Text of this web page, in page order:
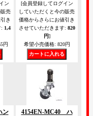
ン
売
き
: 1,4
円
[会員登録してログイン
していただくと今の販売
価格からさらにお値引き
させていただきます: 820
円]
希望小売価格: 820円
ン
4154EN-MC40 ハ